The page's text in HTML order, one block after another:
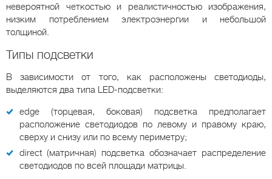
невероятной четкостью и реалистичностью изображения,
низким потреблением электроэнергии и небольшой
толщиной.
Типы подсветки
В зависимости от того, как расположены светодиоды,
выделяются два типа LED-подсветки:
edge (торцевая, боковая) подсветка предполагает
расположение светодиодов по левому и правому краю,
сверху и снизу или по всему периметру;
direct (матричная) подсветка обозначает распределение
светодиодов по всей площади матрицы.